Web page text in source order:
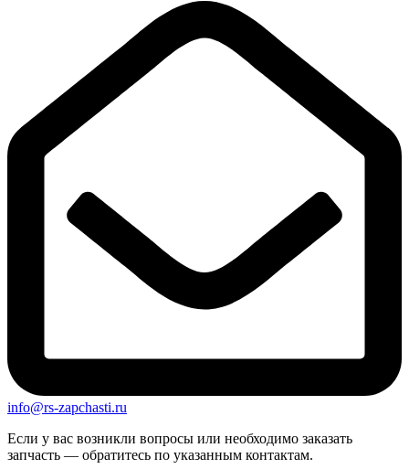
info@rs-zapchasti.ru
Если у вас возникли вопросы или необходимо заказать
запчасть — обратитесь по указанным контактам.